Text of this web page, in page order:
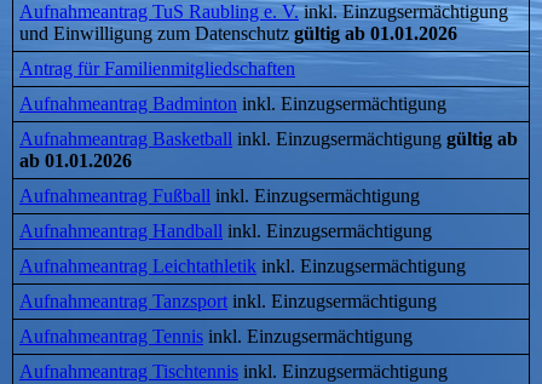
Aufnahmeantrag TuS Raubling e. V.inkl. Einzugsermächtigung
und Einwilligung zum Datenschutz gültig ab 01.01.2026
Antrag für Familienmitgliedschaften
Aufnahmeantrag Badminton inkl. Einzugsermächtigung
Aufnahmeantrag Basketball inkl. Einzugsermächtigung gültig ab
ab 01.01.2026
Aufnahmeantrag Fußball inkl. Einzugsermächtigung
Aufnahmeantrag Handball inkl. Einzugsermächtigung
Aufnahmeantrag Leichtathletik inkl. Einzugsermächtigung
Aufnahmeantrag Tanzsport inkl. Einzugsermächtigung
Aufnahmeantrag Tennis inkl. Einzugsermächtigung
Aufnahmeantrag Tischtennis inkl. Einzugsermächtigung